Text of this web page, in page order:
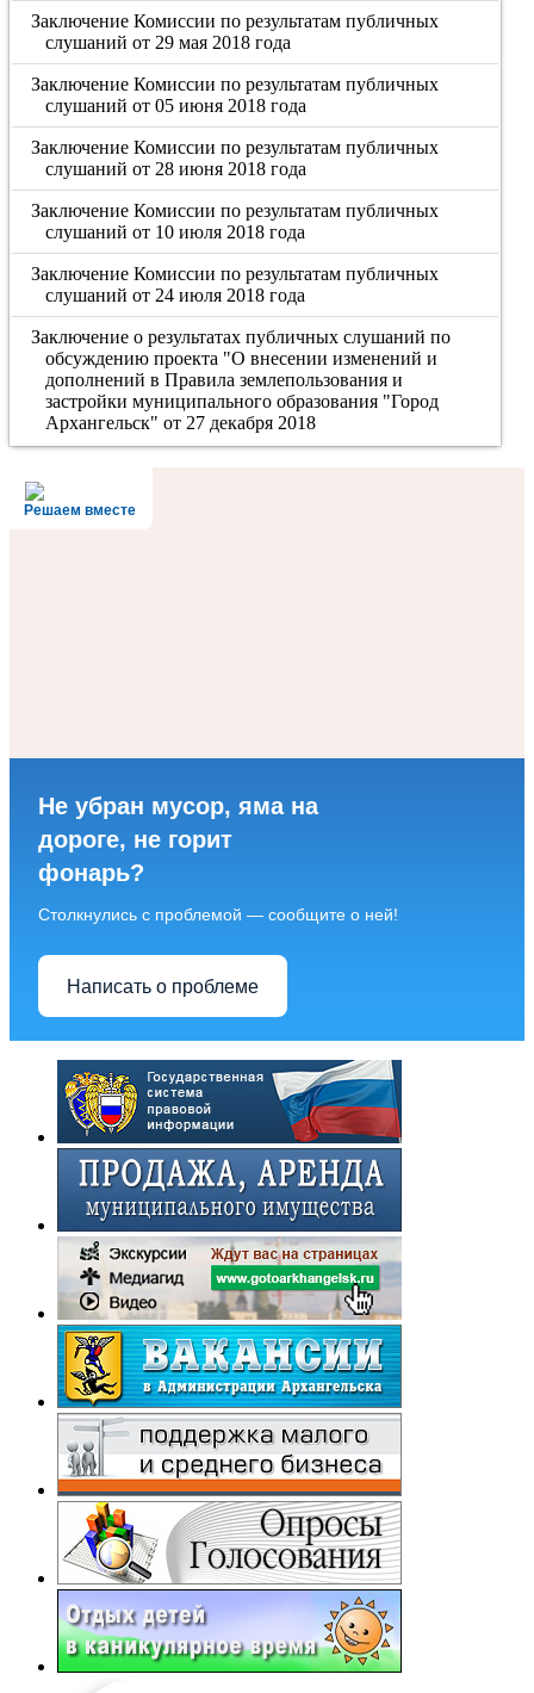
Заключение Комиссии по результатам публичных
слушаний от 29 мая 2018 года
Заключение Комиссии по результатам публичных
слушаний от 05 июня 2018 года
Заключение Комиссии по результатам публичных
слушаний от 28 июня 2018 года
Заключение Комиссии по результатам публичных
слушаний от 10 июля 2018 года
Заключение Комиссии по результатам публичных
слушаний от 24 июля 2018 года
Заключение о результатах публичных слушаний по
обсуждению проекта "О внесении изменений и
дополнений в Правила землепользования и
застройки муниципального образования "Город
Архангельск" от 27 декабря 2018
Решаем вместе
Не убран мусор, яма на
дороге, не горит
фонарь?
Столкнулись с проблемой — сообщите о ней!
Написать о проблеме